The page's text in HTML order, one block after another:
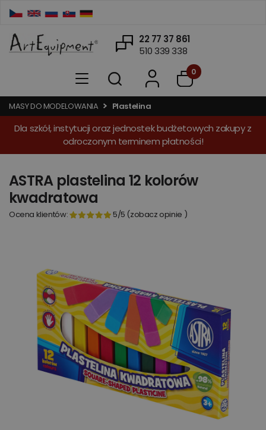
22 77 37 861
510 339 338
0
MASY DO MODELOWANIA Plastelina
Dla szkół, instytucji oraz jednostek budżetowych zakupy z
odroczonym terminem płatności!
Ocena klientów: 5/5 (zobacz opinie )
ASTRA plastelina 12 kolorów
kwadratowa